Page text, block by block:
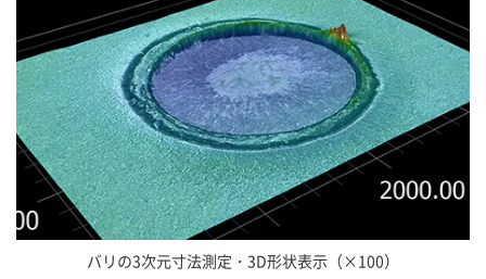
バリの3次元寸法測定・3D形状表示（×100）